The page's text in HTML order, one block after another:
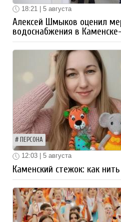
18:21 | 5 августа
Алексей Шмыков оценил
водоснабжения в
ПЕРСОНА
12:03 | 5 августа
Каменский стежок: как